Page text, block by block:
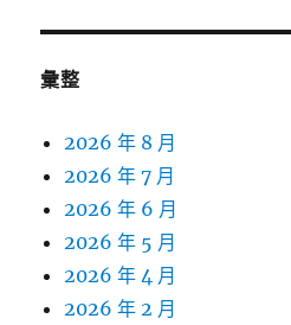
彙整
2026 年 8 月
2026 年 7 月
2026 年 6 月
2026 年 5 月
2026 年 4 月
2026 年 2 月